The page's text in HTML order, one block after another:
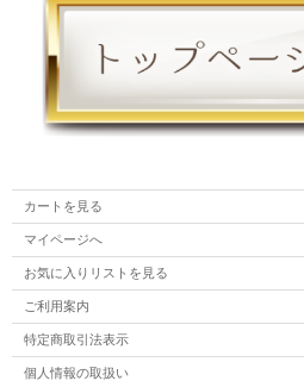
カートを見る
マイページへ
お気に入りリストを見る
ご利用案内
特定商取引法表示
個人情報の取扱い